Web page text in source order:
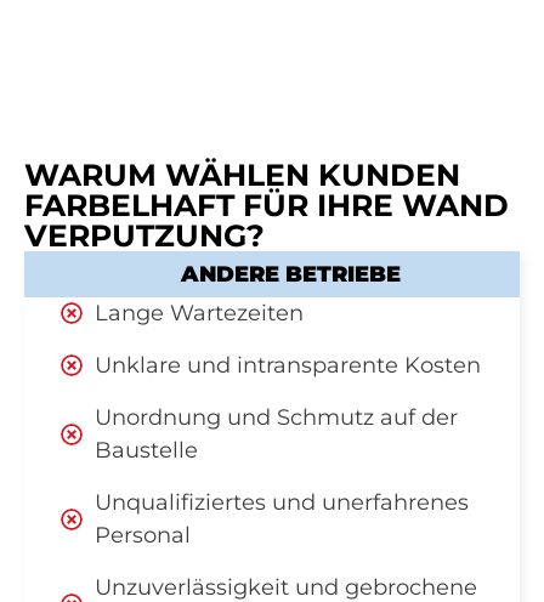
WARUM WÄHLEN KUNDEN
FARBELHAFT FÜR IHRE WAND
VERPUTZUNG?
ANDERE BETRIEBE
Lange Wartezeiten
Unklare und intransparente Kosten
Unordnung und Schmutz auf der
Baustelle
Unqualifiziertes und unerfahrenes
Personal
Unzuverlässigkeit und gebrochene